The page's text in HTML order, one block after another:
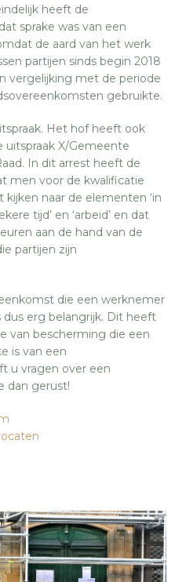
heeft de
sprake was van een
de aard van het werk
partijen sinds begin 2018
vergelijking met de periode
gebruikte.
Het hof heeft ook
X/Gemeente
In dit arrest heeft de
men voor de kwalificatie
naar de elementen ‘in
tijd’ en ‘arbeid’ en dat
aan de hand van de
partijen zijn
die een werknemer
erg belangrijk. Dit heeft
van bescherming die een
is van een
u vragen over een
dan gerust!